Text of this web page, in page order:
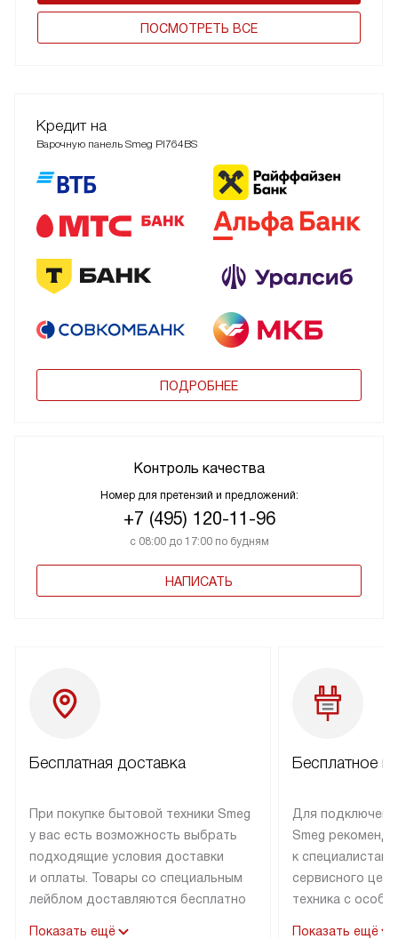
ПОCМОТРЕТЬ ВСЕ
Кредит на
Варочную панель Smeg PI764BS
ПОДРОБНЕЕ
Контроль качества
Номер для претензий и предложений:
+7 (495) 120-11-96
с 08:00 до 17:00 по будням
НАПИСАТЬ
Бесплатная доставка
При покупке бытовой техники Smeg
у вас есть возможность выбрать
подходящие условия доставки
и оплаты. Товары со специальным
лейблом доставляются бесплатно
Показать ещё
Бесплатное
Для
Smeg
к специалистам
сервисного
техника с
Показать ещё